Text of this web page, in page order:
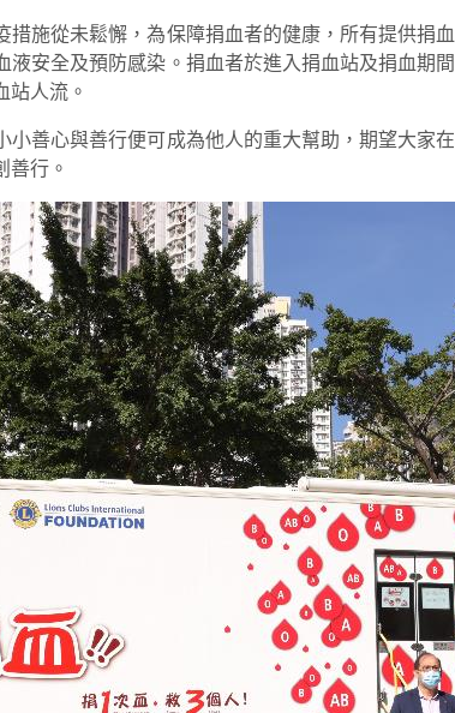
措施從未鬆懈，為保障捐血者的健康，所有提供捐
液安全及預防感染。捐血者於進入捐血站及捐血期
人流。
善心與善行便可成為他人的重大幫助，期望大家
行。